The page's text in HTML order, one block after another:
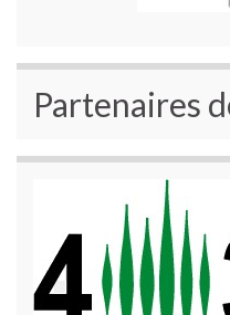
Partenaires